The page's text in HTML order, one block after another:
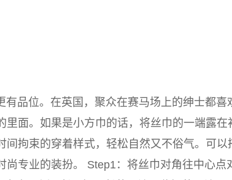
品位。在英国，聚众在赛马场上的绅士都喜
面。如果是小方巾的话，将丝巾的一端露在
间拘束的穿着样式，轻松自然又不俗气。可以
尚专业的装扮。 Step1：将丝巾对角往中心点